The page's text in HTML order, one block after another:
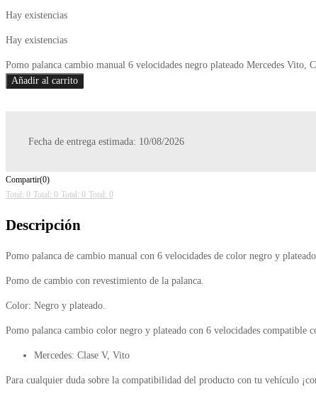
Hay existencias
Hay existencias
Pomo palanca cambio manual 6 velocidades negro plateado Mercedes Vito,
Añadir al carrito
Fecha de entrega estimada: 10/08/2026
Compartir(0)
Total: 0 Total: 0 Total: 0 Total: 0
Descripción
Pomo palanca de cambio manual con 6 velocidades de color negro y
Pomo de cambio con revestimiento de la palanca.
Color: Negro y plateado.
Pomo palanca cambio color negro y plateado con 6 velocidades compatible
Mercedes: Clase V, Vito
Para cualquier duda sobre la compatibilidad del producto con tu vehículo